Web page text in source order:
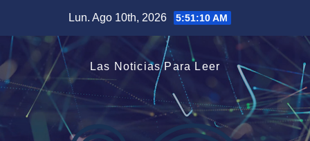
contenido
Lun. Ago 10th, 2026 5:51:10 AM
Las Noticias Para Leer